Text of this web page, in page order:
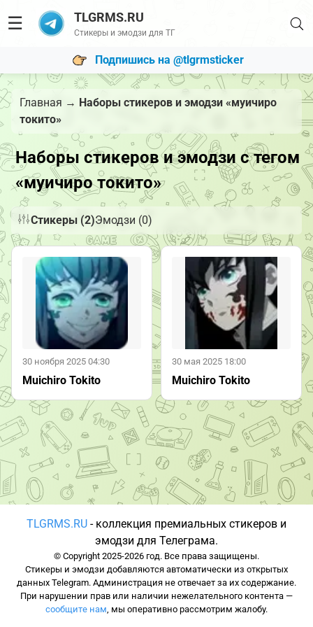
☰ TLGRMS.RU
Стикеры и эмодзи для ТГ
Подпишись на @tlgrmsticker
Главная → Наборы стикеров и эмодзи «муичиро
токито»
Наборы стикеров и эмодзи с тегом
«муичиро токито»
Стикеры (2)Эмодзи (0)
30 ноября 2025 04:30
Muichiro Tokito
30 мая 2025 18:00
Muichiro Tokito
TLGRMS.RU - коллекция премиальных стикеров и
эмодзи для Телеграма.
© Copyright 2025-2026 год. Все права защищены.
Стикеры и эмодзи добавляются автоматически из открытых
данных Telegram. Администрация не отвечает за их содержание.
При нарушении прав или наличии нежелательного контента —
сообщите нам, мы оперативно рассмотрим жалобу.